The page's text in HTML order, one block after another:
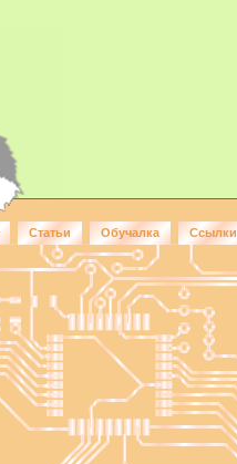
Статьи Обучалка Ссылки